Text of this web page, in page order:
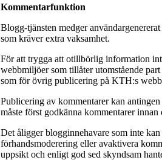
Kommentarfunktion
Blogg-tjänsten medger
som kräver extra vaksamhet.
För att trygga att otillbörlig information
webbmiljöer som tillåter utomstående
som för övrig publicering på KTH:s
Publicering av kommentarer kan
måste först godkänna kommentarer innan
Det åligger blogginnehavare som inte
förhandsmoderering eller avaktivera
uppsikt och enligt god sed skyndsam